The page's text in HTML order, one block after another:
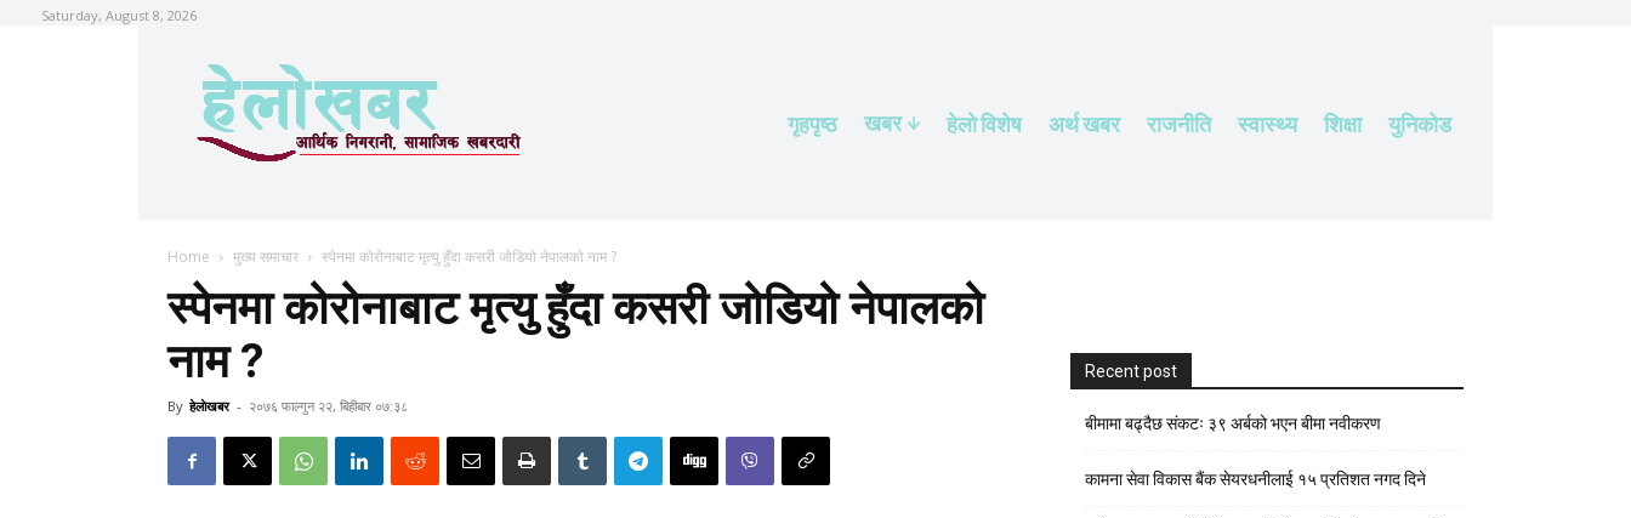
Saturday, August 8, 2026
गृहपृष्ठ खबर हेलाे विशेष अर्थ खबर राजनीति स्वास्थ्य शिक्षा युनिकोड
Home मुख्य समाचार स्पेनमा कोरोनाबाट मृत्यु हुँदा कसरी जोडियो नेपालको नाम ?
स्पेनमा कोरोनाबाट मृत्यु हुँदा कसरी जोडियो नेपालको
नाम ?
By हेलाेखबर - २०७६ फाल्गुन २२, बिहीबार ०७:३८
Recent post
बीमामा बढ्दैछ संकटः ३९ अर्बको भएन बीमा नवीकरण
कामना सेवा विकास बैंक सेयरधनीलाई १५ प्रतिशत नगद दिने